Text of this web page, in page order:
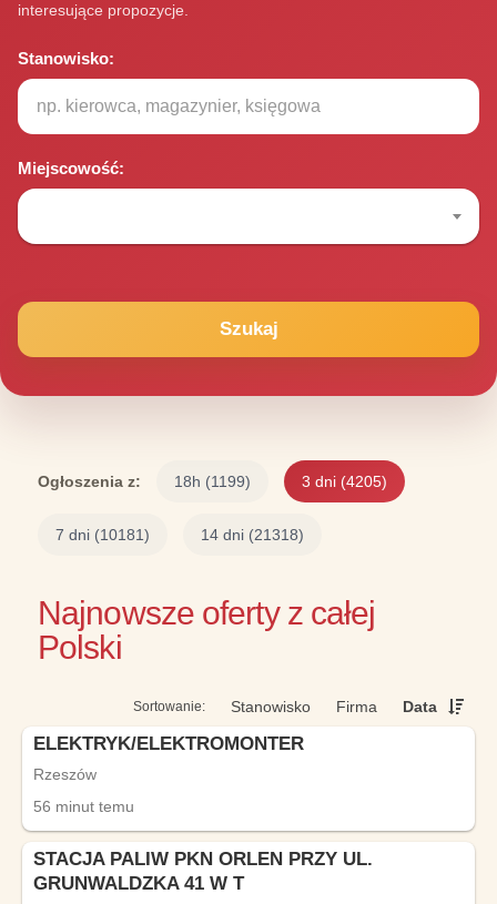
interesujące propozycje.
Stanowisko:
Miejscowość:
Szukaj
Ogłoszenia z: 18h (1199) 3 dni (4205)
7 dni (10181) 14 dni (21318)
Najnowsze oferty z całej
Polski
Stanowisko Firma Data
ELEKTRYK/ELEKTROMONTER
Rzeszów
56 minut temu
STACJA PALIW PKN ORLEN PRZY UL.
GRUNWALDZKA 41 W T